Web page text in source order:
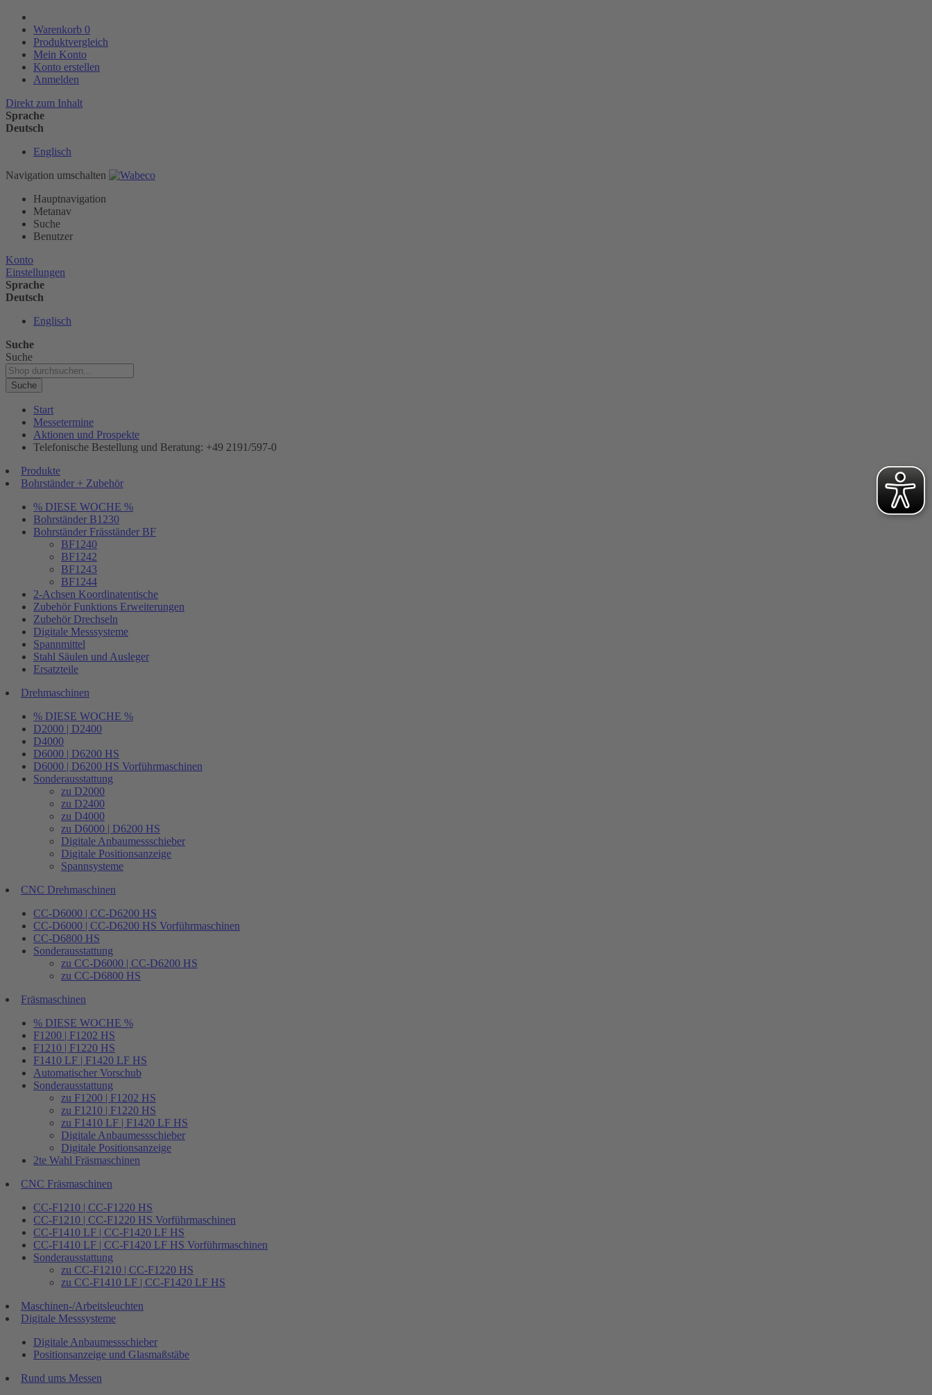
Warenkorb 0
Produktvergleich
Mein Konto
Konto erstellen
Anmelden
Direkt zum Inhalt
Sprache
Deutsch
Englisch
Navigation umschalten
Hauptnavigation
Metanav
Suche
Benutzer
Konto
Einstellungen
Sprache
Deutsch
Englisch
Suche
Suche
Suche
Start
Messetermine
Aktionen und Prospekte
Telefonische Bestellung und Beratung: +49 2191/597-0
Produkte
Bohrständer + Zubehör
% DIESE WOCHE %
Bohrständer B1230
Bohrständer Fräsständer BF
BF1240
BF1242
BF1243
BF1244
2-Achsen Koordinatentische
Zubehör Funktions Erweiterungen
Zubehör Drechseln
Digitale Messsysteme
Spannmittel
Stahl Säulen und Ausleger
Ersatzteile
Drehmaschinen
% DIESE WOCHE %
D2000 | D2400
D4000
D6000 | D6200 HS
D6000 | D6200 HS Vorführmaschinen
Sonderausstattung
zu D2000
zu D2400
zu D4000
zu D6000 | D6200 HS
Digitale Anbaumessschieber
Digitale Positionsanzeige
Spannsysteme
CNC Drehmaschinen
CC-D6000 | CC-D6200 HS
CC-D6000 | CC-D6200 HS Vorführmaschinen
CC-D6800 HS
Sonderausstattung
zu CC-D6000 | CC-D6200 HS
zu CC-D6800 HS
Fräsmaschinen
% DIESE WOCHE %
F1200 | F1202 HS
F1210 | F1220 HS
F1410 LF | F1420 LF HS
Automatischer Vorschub
Sonderausstattung
zu F1200 | F1202 HS
zu F1210 | F1220 HS
zu F1410 LF | F1420 LF HS
Digitale Anbaumessschieber
Digitale Positionsanzeige
2te Wahl Fräsmaschinen
CNC Fräsmaschinen
CC-F1210 | CC-F1220 HS
CC-F1210 | CC-F1220 HS Vorführmaschinen
CC-F1410 LF | CC-F1420 LF HS
CC-F1410 LF | CC-F1420 LF HS Vorführmaschinen
Sonderausstattung
zu CC-F1210 | CC-F1220 HS
zu CC-F1410 LF | CC-F1420 LF HS
Maschinen-/Arbeitsleuchten
Digitale Messsysteme
Digitale Anbaumessschieber
Positionsanzeige und Glasmaßstäbe
Rund ums Messen